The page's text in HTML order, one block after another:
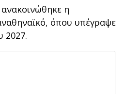
η
όπου υπέγραψε
2027.